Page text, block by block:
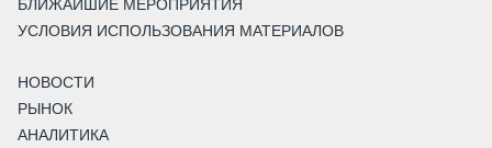
БЛИЖАЙШИЕ МЕРОПРИЯТИЯ
УСЛОВИЯ ИСПОЛЬЗОВАНИЯ МАТЕРИАЛОВ
НОВОСТИ
РЫНОК
АНАЛИТИКА